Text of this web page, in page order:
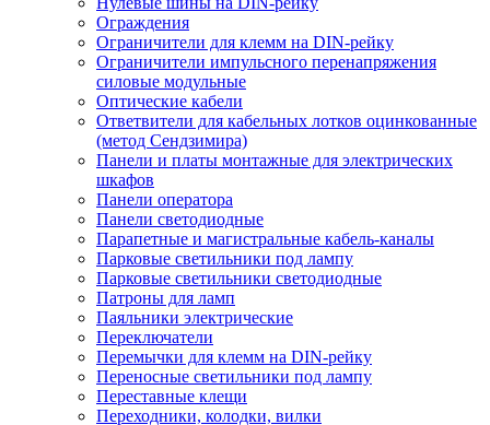
Ограждения
Ограничители для клемм на DIN-рейку
Ограничители импульсного перенапряжения
силовые модульные
Оптические кабели
Ответвители для кабельных лотков оцинкованные
(метод Сендзимира)
Панели и платы монтажные для электрических
шкафов
Панели оператора
Панели светодиодные
Парапетные и магистральные кабель-каналы
Парковые светильники под лампу
Парковые светильники светодиодные
Патроны для ламп
Паяльники электрические
Переключатели
Перемычки для клемм на DIN-рейку
Переносные светильники под лампу
Переставные клещи
Переходники, колодки, вилки